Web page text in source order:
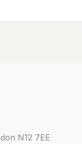
N12 7EE